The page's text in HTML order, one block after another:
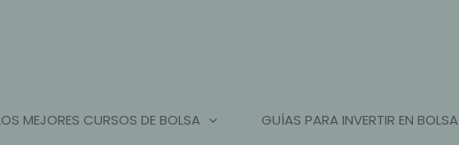
MEJORES CURSOS DE BOLSA GUÍAS PARA INVERTIR EN BOLSA